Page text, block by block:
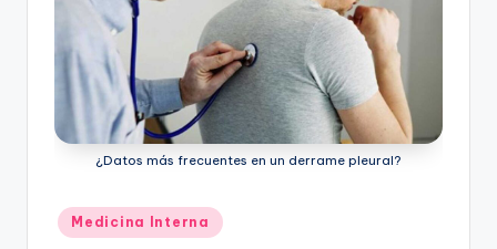
¿Datos más frecuentes en un derrame pleural?
Publicado
en
Medicina Interna